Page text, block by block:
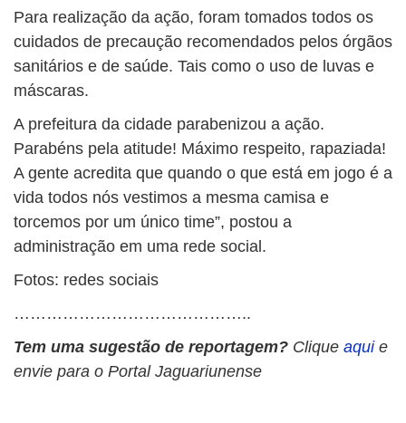
Para realização da ação, foram tomados todos os
cuidados de precaução recomendados pelos órgãos
sanitários e de saúde. Tais como o uso de luvas e
máscaras.
A prefeitura da cidade parabenizou a ação.
Parabéns pela atitude! Máximo respeito, rapaziada!
A gente acredita que quando o que está em jogo é a
vida todos nós vestimos a mesma camisa e
torcemos por um único time”, postou a
administração em uma rede social.
Fotos: redes sociais
……………………………………..
Tem uma sugestão de reportagem? Clique aqui e
envie para o Portal Jaguariunense